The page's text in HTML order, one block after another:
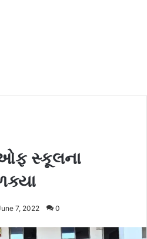
સ્કૂલના
7, 2022 0